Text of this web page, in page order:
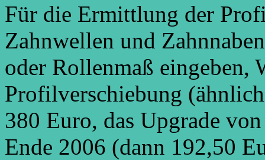
Für die Ermittlung der
Zahnwellen und
oder Rollenmaß eingeben,
Profilverschiebung
380 Euro, das Upgrade
Ende 2006 (dann 192,50